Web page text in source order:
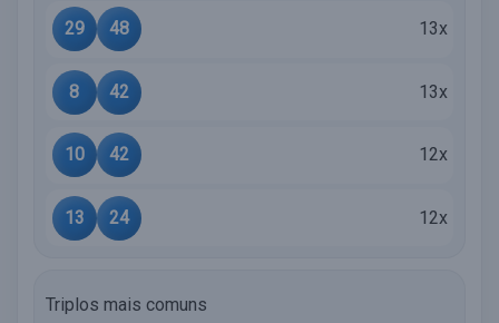
29 48 13x
8 42 13x
10 42 12x
13 24 12x
Triplos mais comuns